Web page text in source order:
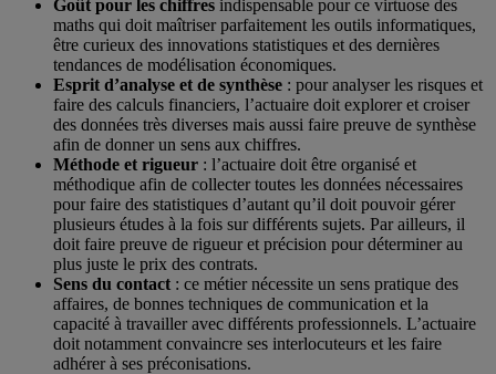
Goût pour les chiffres indispensable pour ce virtuose des
maths qui doit maîtriser parfaitement les outils informatiques,
être curieux des innovations statistiques et des dernières
tendances de modélisation économiques.
Esprit d’analyse et de synthèse : pour analyser les risques et
faire des calculs financiers, l’actuaire doit explorer et croiser
des données très diverses mais aussi faire preuve de synthèse
afin de donner un sens aux chiffres.
Méthode et rigueur : l’actuaire doit être organisé et
méthodique afin de collecter toutes les données nécessaires
pour faire des statistiques d’autant qu’il doit pouvoir gérer
plusieurs études à la fois sur différents sujets. Par ailleurs, il
doit faire preuve de rigueur et précision pour déterminer au
plus juste le prix des contrats.
Sens du contact : ce métier nécessite un sens pratique des
affaires, de bonnes techniques de communication et la
capacité à travailler avec différents professionnels. L’actuaire
doit notamment convaincre ses interlocuteurs et les faire
adhérer à ses préconisations.